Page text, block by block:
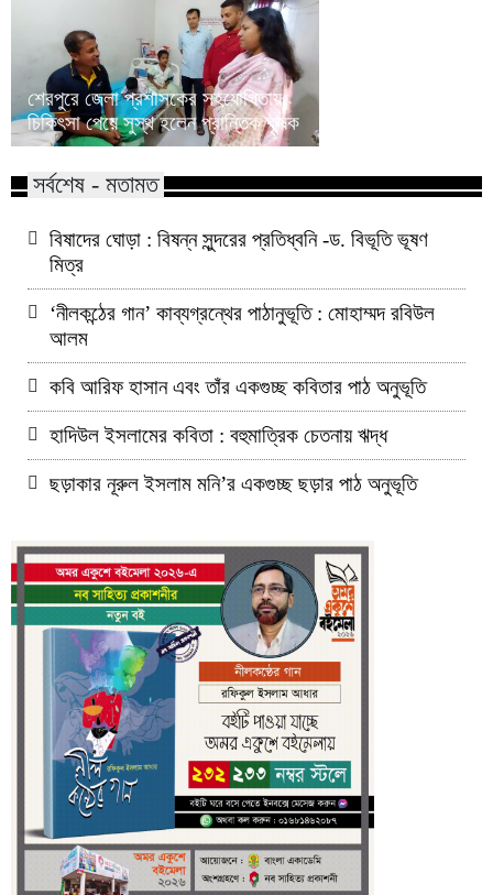
শেরপুরে জেলা প্রশাসকের সহযোগিতায়
চিকিৎসা পেয়ে সুস্থ হলেন প্রান্তিক কৃষক
সর্বশেষ - মতামত
বিষাদের ঘোড়া : বিষন্ন সুন্দরের প্রতিধ্বনি -ড. বিভূতি ভূষণ
মিত্র
‘নীলকন্ঠের গান’ কাব্যগ্রন্থের পাঠানুভূতি : মোহাম্মদ রবিউল
আলম
কবি আরিফ হাসান এবং তাঁর একগুচ্ছ কবিতার পাঠ অনুভূতি
হাদিউল ইসলামের কবিতা : বহুমাত্রিক চেতনায় ঋদ্ধ
ছড়াকার নূরুল ইসলাম মনি’র একগুচ্ছ ছড়ার পাঠ অনুভূতি